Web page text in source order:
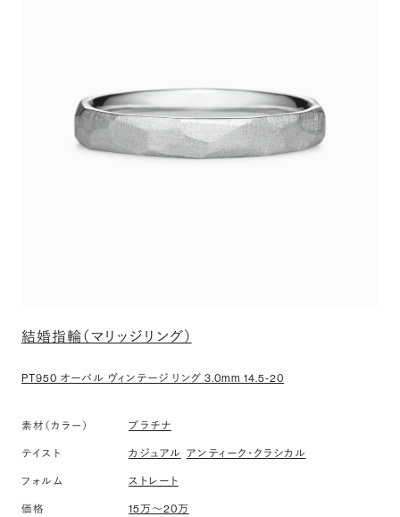
結婚指輪（マリッジリング）
PT950 オーバル ヴィンテージ リング 3.0mm 14.5-20
素材（カラー） プラチナ
テイスト カジュアル アンティーク・クラシカル
フォルム ストレート
価格 15万〜20万